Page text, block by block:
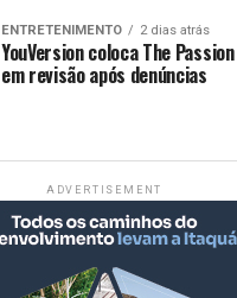
ENTRETENIMENTO 2 dias atrás
YouVersion coloca The
em revisão após denúncias
ADVERTISEMENT